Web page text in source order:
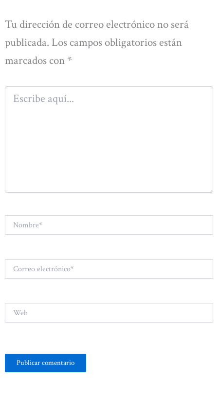
Tu dirección de correo electrónico no será
publicada. Los campos obligatorios están
marcados con *
Escribe
aquí...
electrónico*